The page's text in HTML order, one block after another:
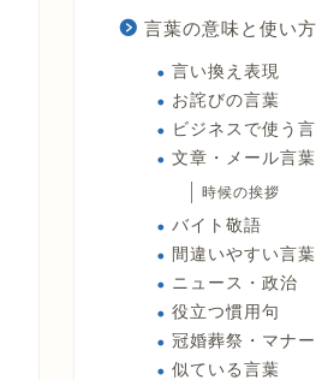
言葉の意味と使い方
言い換え表現
お詫びの言葉
ビジネスで使う
文章・メール言葉
時候の挨拶
バイト敬語
間違いやすい言葉
ニュース・政治
役立つ慣用句
冠婚葬祭・マナー
似ている言葉